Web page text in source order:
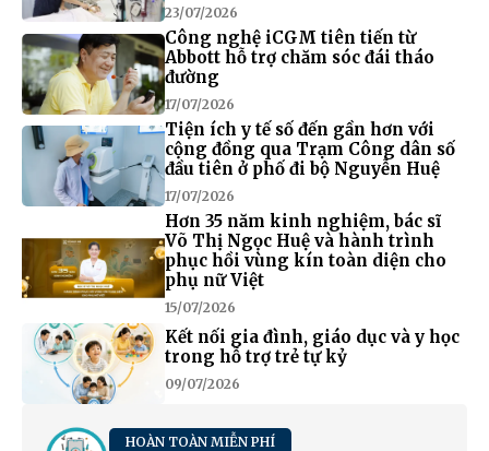
23/07/2026
Công nghệ iCGM tiên tiến từ
Abbott hỗ trợ chăm sóc đái tháo
đường
17/07/2026
Tiện ích y tế số đến gần hơn với
cộng đồng qua Trạm Công dân số
đầu tiên ở phố đi bộ Nguyễn Huệ
17/07/2026
Hơn 35 năm kinh nghiệm, bác sĩ
Võ Thị Ngọc Huệ và hành trình
phục hồi vùng kín toàn diện cho
phụ nữ Việt
15/07/2026
Kết nối gia đình, giáo dục và y học
trong hỗ trợ trẻ tự kỷ
09/07/2026
HOÀN TOÀN MIỄN PHÍ